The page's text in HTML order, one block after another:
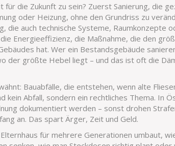
für die Zukunft zu sein? Zuerst Sanierung, die
oder Heizung, ohne den Grundriss zu
die auch technische Systeme, Raumkonzepte
Energieeffizienz, die Maßnahme, die den
hat. Wer ein Bestandsgebäude
der größte Hebel liegt – und das ist oft die
Bauabfälle, die entstehen, wenn alte
kein Abfall, sondern ein rechtliches Thema. In
dokumentiert werden – sonst drohen
an. Das spart Ärger, Zeit und Geld.
für mehrere Generationen umbaut,